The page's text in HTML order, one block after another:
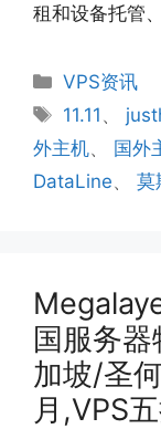
租和设备托管
分
类
VPS资讯
标
签
11.11 、
外主机、 国外
DataLine、 莫
国服务
加坡/圣
月,VPS